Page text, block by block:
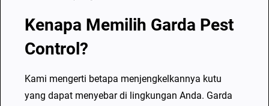
Kenapa Memilih Garda Pest
Control?
Kami mengerti betapa menjengkelkannya kutu
yang dapat menyebar di lingkungan Anda. Garda